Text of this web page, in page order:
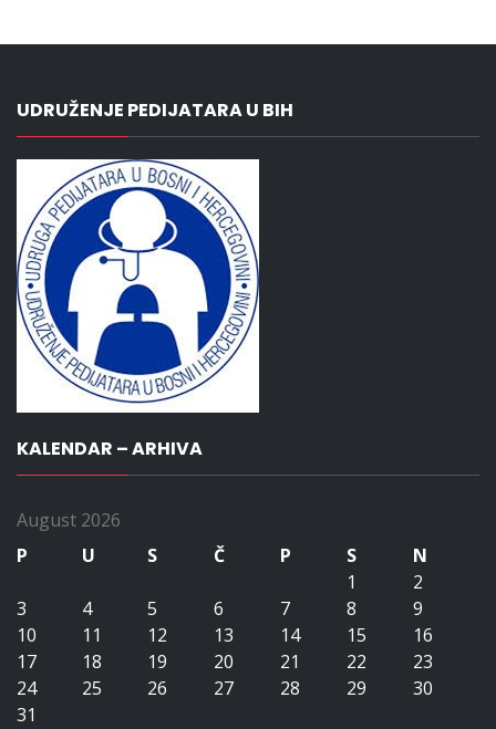
UDRUŽENJE PEDIJATARA U BIH
KALENDAR – ARHIVA
August 2026
P
U S Č P S
N
1
2
3
4 5 6 7 8
9
10
11 12 13 14 15
16
17
18 19 20 21 22
23
24
25 26 27 28 29
30
31